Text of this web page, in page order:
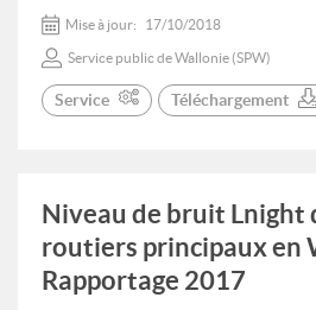
Mise à jour: 17/10/2018
Service public de Wallonie (SPW)
Service Téléchargement
Niveau de bruit Lnight
routiers principaux en
Rapportage 2017